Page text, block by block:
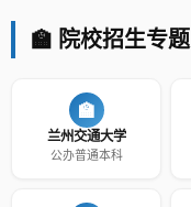
🏫 院校招生专题
🏫
兰州交通大学
公办普通本科